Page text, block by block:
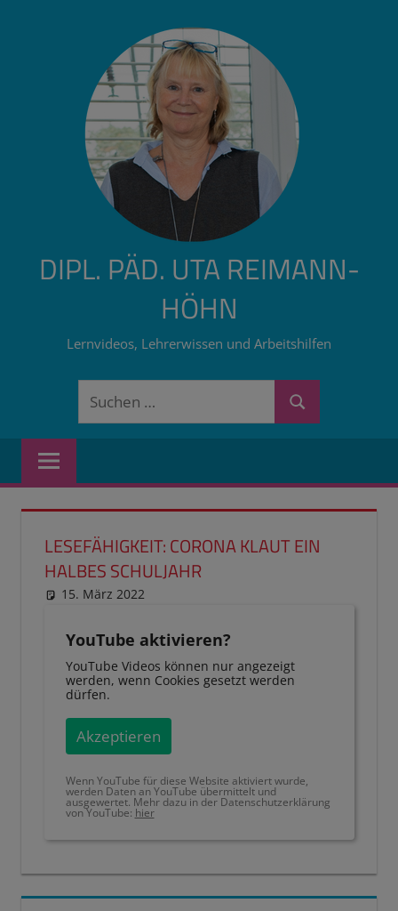
DIPL. PÄD. UTA REIMANN-
HÖHN
Lernvideos, Lehrerwissen und Arbeitshilfen
Suchen
Suchen
LESEFÄHIGKEIT: CORONA KLAUT EIN
HALBES SCHULJAHR
15. März 2022
YouTube aktivieren?
YouTube Videos können nur angezeigt
werden, wenn Cookies gesetzt werden
dürfen.
Akzeptieren
Wenn YouTube für diese Website aktiviert wurde,
werden Daten an YouTube übermittelt und
ausgewertet. Mehr dazu in der Datenschutzerklärung
von YouTube: hier